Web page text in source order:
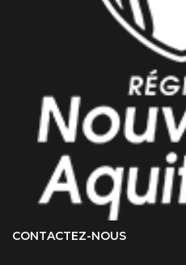
CONTACTEZ-NOUS